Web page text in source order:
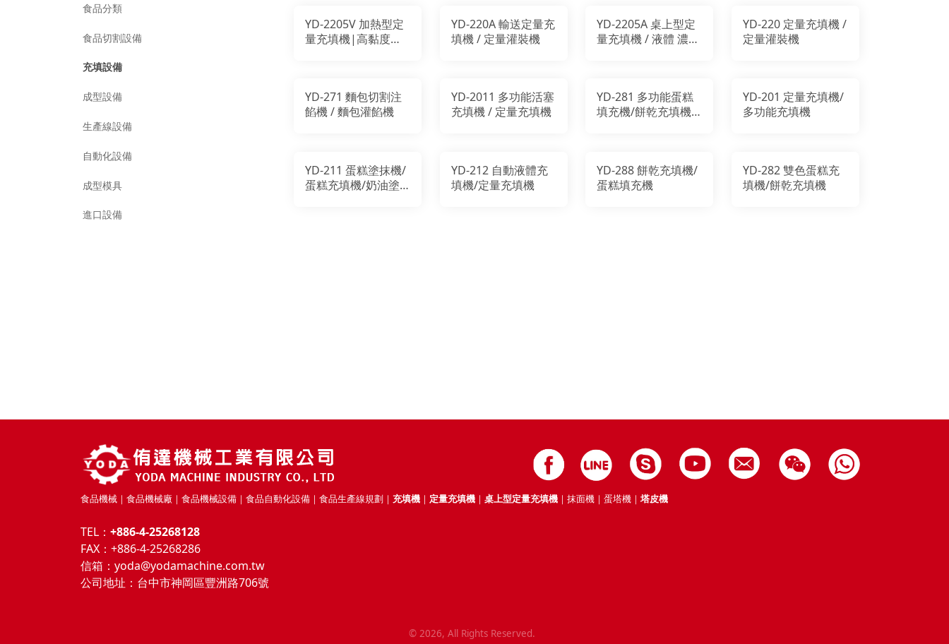
YD-2205V 加熱型定
量充填機|高黏度充
YD-220A 輸送定量充
填機 / 定量灌裝機
YD-2205A 桌上型定
量充填機 / 液體 濃稠
YD-220 定量充填機 /
定量灌裝機
YD-271 麵包切割注
餡機 / 麵包灌餡機
YD-2011 多功能活塞
充填機 / 定量充填機
YD-281 多功能蛋糕
填充機/餅乾充填機/
YD-201 定量充填機/
多功能充填機
YD-211 蛋糕塗抹機/
蛋糕充填機/奶油塗
YD-212 自動液體充
填機/定量充填機
YD-288 餅乾充填機/
蛋糕填充機
YD-282 雙色蛋糕充
填機/餅乾充填機
食品分類
食品切割設備
充填設備
成型設備
生產線設備
自動化設備
成型模具
進口設備
食品機械｜食品機械廠｜食品機械設備｜食品自動化設備｜食品生產線規劃｜ 充填機 ｜ 定量充填機 ｜ 桌上型定量充填機 ｜抹面機｜蛋塔機｜塔皮機
TEL： +886-4-25268128
FAX：+886-4-25268286
信箱： yoda@yodamachine.com.tw
公司地址： 台中市神岡區豐洲路706號
© 2026, All Rights Reserved.